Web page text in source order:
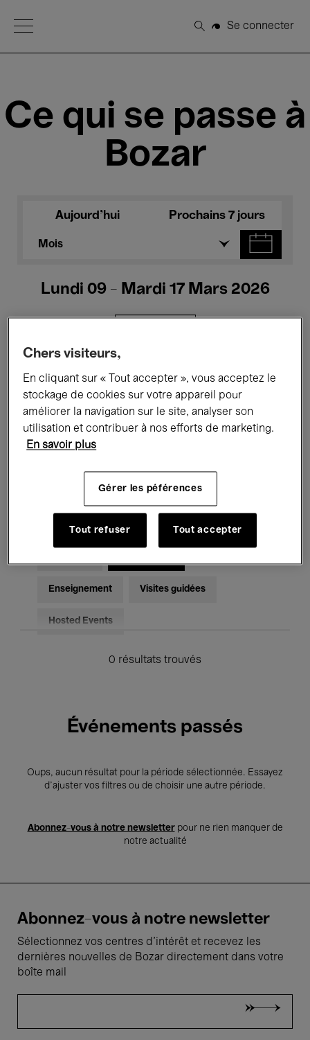
Open Menu
Rechercher
Se connecter
Ce qui se passe à
Bozar
Aujourd'hui Prochains 7 jours
Mois
Lundi 09 - Mardi 17 Mars 2026
Tous les événements Concerts
Expositions Performances
Rencontres & Débats
Musique classique Global Music
Enseignement Visites guidées
Hosted Events
0 résultats trouvés
Événements passés
Oups, aucun résultat pour la période sélectionnée. Essayez
d’ajuster vos filtres ou de choisir une autre période.
Abonnez-vous à notre newsletterpour ne rien manquer de
notre actualité
Abonnez-vous à notre newsletter
Sélectionnez vos centres d'intérêt et recevez les
dernières nouvelles de Bozar directement dans votre
boîte mail
Chers visiteurs,
En cliquant sur « Tout accepter », vous acceptez le
stockage de cookies sur votre appareil pour
améliorer la navigation sur le site, analyser son
utilisation et contribuer à nos efforts de marketing.
En savoir plus
Gérer les péférences
Tout refuser Tout accepter